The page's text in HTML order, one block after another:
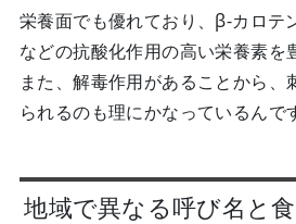
栄養面でも優れており、β-カロテ
などの抗酸化作用の高い栄養素を
また、解毒作用があることから、
られるのも理にかなっているんで
地域で異なる呼び名と